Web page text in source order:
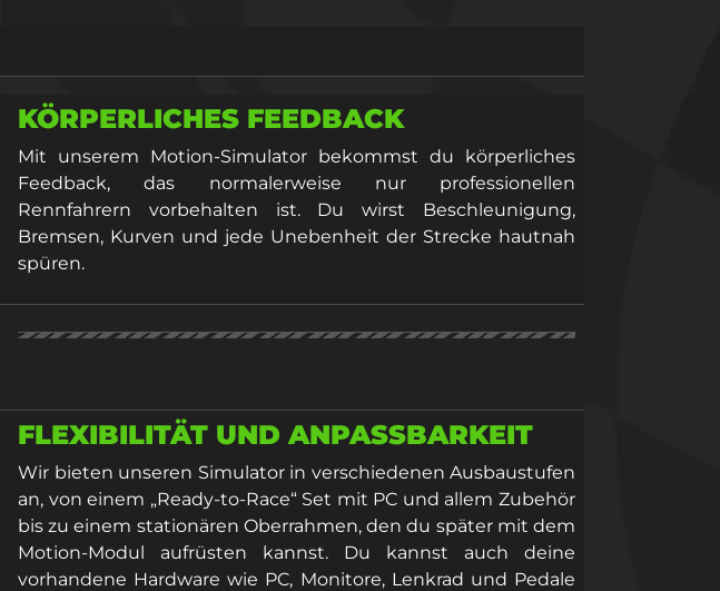
KÖRPERLICHES FEEDBACK
Mit unserem Motion-Simulator bekommst du körperliches
Feedback, das normalerweise nur professionellen
Rennfahrern vorbehalten ist. Du wirst Beschleunigung,
Bremsen, Kurven und jede Unebenheit der Strecke hautnah
spüren.
FLEXIBILITÄT UND ANPASSBARKEIT
Wir bieten unseren Simulator in verschiedenen Ausbaustufen
an, von einem „Ready-to-Race“ Set mit PC und allem Zubehör
bis zu einem stationären Oberrahmen, den du später mit dem
Motion-Modul aufrüsten kannst. Du kannst auch deine
vorhandene Hardware wie PC, Monitore, Lenkrad und Pedale